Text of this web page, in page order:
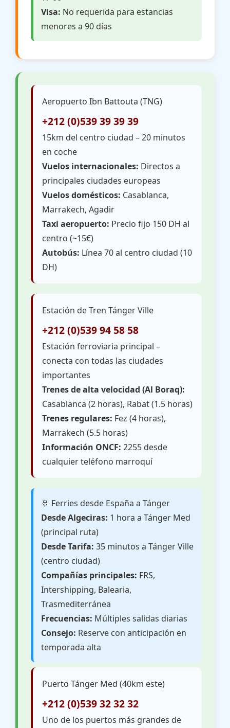
Visa: No requerida para estancias
menores a 90 días
Aeropuerto Ibn Battouta (TNG)
+212 (0)539 39 39 39
15km del centro ciudad – 20 minutos
en coche
Vuelos internacionales: Directos a
principales ciudades europeas
Vuelos domésticos: Casablanca,
Marrakech, Agadir
Taxi aeropuerto: Precio fijo 150 DH al
centro (~15€)
Autobús: Línea 70 al centro ciudad (10
DH)
Estación de Tren Tánger Ville
+212 (0)539 94 58 58
Estación ferroviaria principal –
conecta con todas las ciudades
importantes
Trenes de alta velocidad (Al Boraq):
Casablanca (2 horas), Rabat (1.5 horas)
Trenes regulares: Fez (4 horas),
Marrakech (5.5 horas)
Información ONCF: 2255 desde
cualquier teléfono marroquí
🚢 Ferries desde España a Tánger
Desde Algeciras: 1 hora a Tánger Med
(principal ruta)
Desde Tarifa: 35 minutos a Tánger Ville
(centro ciudad)
Compañías principales: FRS,
Intershipping, Balearia,
Trasmediterránea
Frecuencias: Múltiples salidas diarias
Consejo: Reserve con anticipación en
temporada alta
Puerto Tánger Med (40km este)
+212 (0)539 32 32 32
Uno de los puertos más grandes de